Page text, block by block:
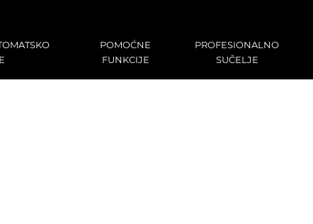
POMOĆNE
FUNKCIJE
PROFESIONALNO
SUČELJE